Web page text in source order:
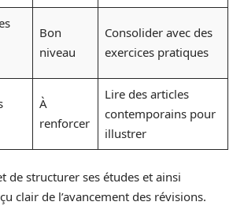
Bon
niveau
Consolider avec des
exercices pratiques
À
renforcer
Lire des articles
contemporains pour
illustrer
de structurer ses études et ainsi
clair de l’avancement des révisions.